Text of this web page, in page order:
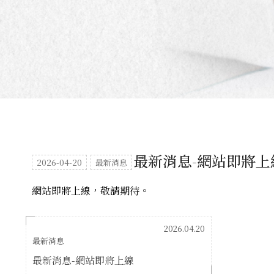
2026-04-20 最新消息 最新消息-網站即將
網站即將上線，敬請期待。
2026.04.20
最新消息
最新消息-網站即將上線